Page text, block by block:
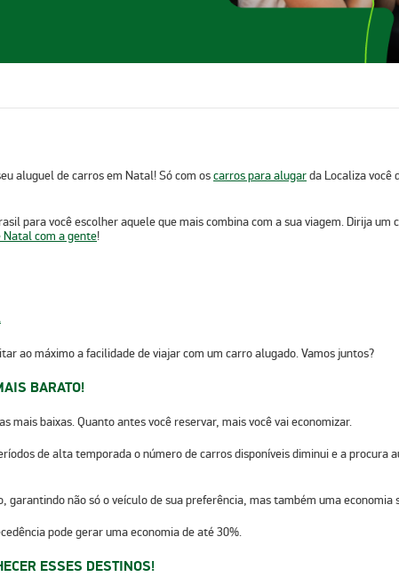
aluguel de carros em Natal! Só com oscarros para alugarda Localiza você
para você escolher aquele que mais combina com a sua viagem. Dirija
Natal com a gente!
ao máximo a facilidade de viajar com um carro alugado. Vamos juntos?
BARATO!
mais baixas.Quanto antes você reservar, mais você vai economizar.
de alta temporada o número de carros disponíveis diminui e a
não só o veículo de sua preferência, mas também uma
pode gerar uma economia de até 30%.
ESSES DESTINOS!